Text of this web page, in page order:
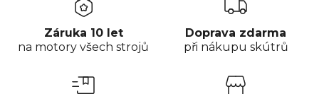
Záruka 10 let
na motory všech strojů
Doprava zdarma
při nákupu skútrů